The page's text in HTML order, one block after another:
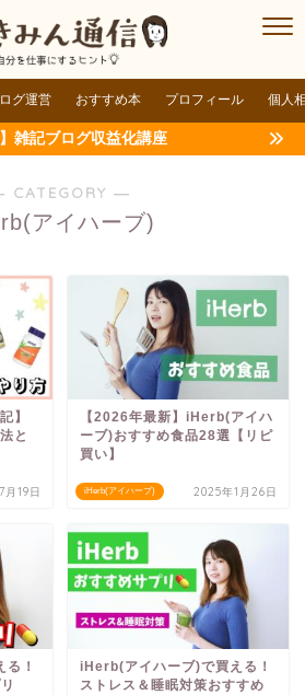
グ運営 おすすめ本 プロフィール 個人
】雑記ブログ収益化講座
CATEGORY ―
アイハーブ)
】
と
19日 iHerb(アイハーブ)
【2026年最新】iHerb(アイハ
ーブ)おすすめ食品28選【リピ
買い】
2025年1月26日
！
iHerb(アイハーブ)で買える！
ストレス＆睡眠対策おすすめ